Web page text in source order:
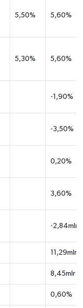
5,50% 5,60%
5,30% 5,60%
-1,90%
-3,50%
0,20%
3,60%
-2,84mlr
11,29mlr
8,45mlr
0,60%